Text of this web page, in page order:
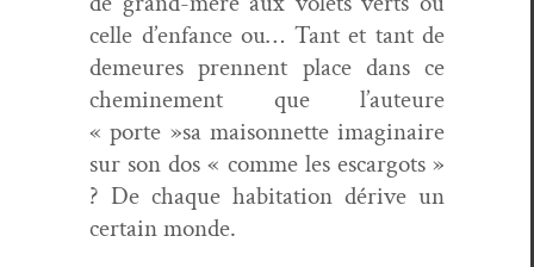
celle d’enfance ou… Tant et tant de
demeures pren­nent place dans ce
chem­ine­ment que l’auteure
« porte »sa maison­nette imag­i­naire
sur son dos « comme les escar­gots »
? De chaque habi­ta­tion dérive un
cer­tain monde.